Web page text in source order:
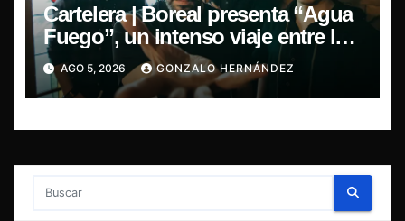
Cartelera | Boreal presenta “Agua
Fuego”, un intenso viaje entre la
pasión y la desilusión
AGO 5, 2026 GONZALO HERNÁNDEZ